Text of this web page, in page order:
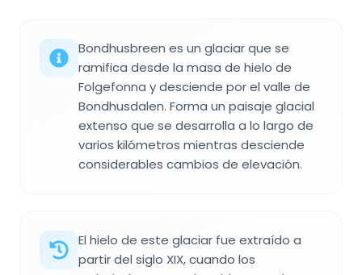
Bondhusbreen es un glaciar que se
ramifica desde la masa de hielo de
Folgefonna y desciende por el valle de
Bondhusdalen. Forma un paisaje glacial
extenso que se desarrolla a lo largo de
varios kilómetros mientras desciende
considerables cambios de elevación.
El hielo de este glaciar fue extraído a
partir del siglo XIX, cuando los